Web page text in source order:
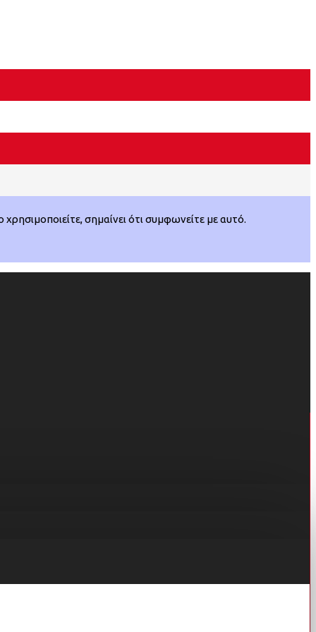
σημαίνει ότι συμφωνείτε με αυτό.